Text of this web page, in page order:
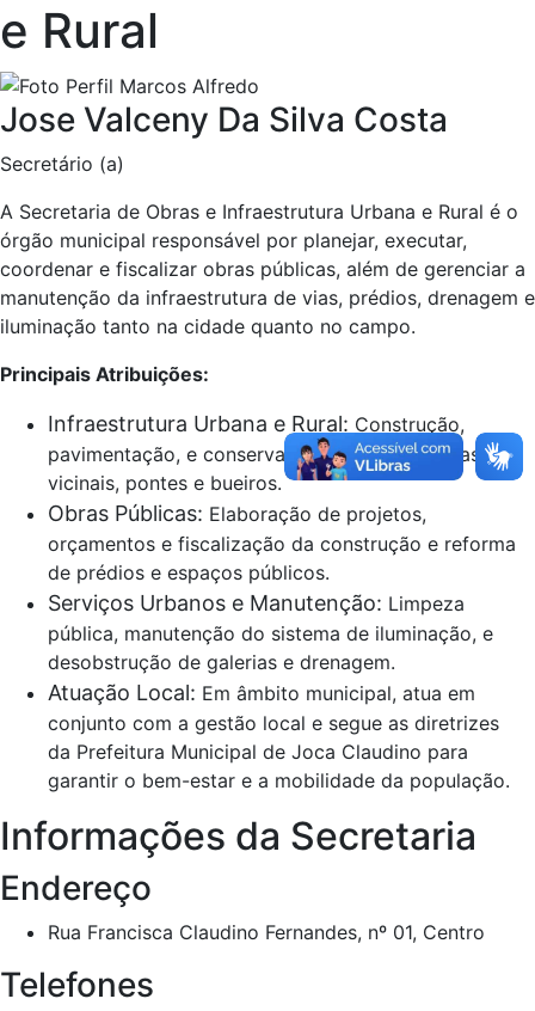
e Rural
Jose Valceny Da Silva Costa
Secretário (a)
A Secretaria de Obras e Infraestrutura Urbana e Rural é o
órgão municipal responsável por planejar, executar,
coordenar e fiscalizar obras públicas, além de gerenciar a
manutenção da infraestrutura de vias, prédios, drenagem e
iluminação tanto na cidade quanto no campo.
Principais Atribuições:
Infraestrutura Urbana e Rural: Construção,
pavimentação, e conservação de ruas, estradas
vicinais, pontes e bueiros.
Obras Públicas: Elaboração de projetos,
orçamentos e fiscalização da construção e reforma
de prédios e espaços públicos.
Serviços Urbanos e Manutenção: Limpeza
pública, manutenção do sistema de iluminação, e
desobstrução de galerias e drenagem.
Atuação Local: Em âmbito municipal, atua em
conjunto com a gestão local e segue as diretrizes
da Prefeitura Municipal de Joca Claudino para
garantir o bem-estar e a mobilidade da população.
Informações da Secretaria
Endereço
Rua Francisca Claudino Fernandes, nº 01, Centro
Telefones